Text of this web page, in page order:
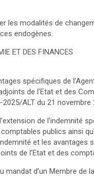
les modalités de
endogènes.
ET DES FINANCES
spécifiques de
de l’Etat et des
ALT du 21
de l’indemnité
publics ainsi
et les avantages
de l’Etat et des
mandat d’un Membre